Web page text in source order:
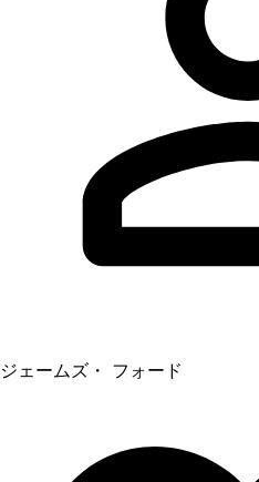
ジェームズ・ フォード